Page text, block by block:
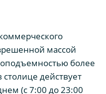
массой
более
действует
(с 7:00 до 23:00